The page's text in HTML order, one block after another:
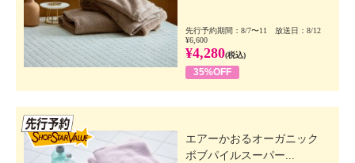
先行予約期間：8/7〜11 放送日：8/12
¥6,600
¥4,280(税込)
35%OFF
エアーかおるオーガニック
ボブパイルスーパー...